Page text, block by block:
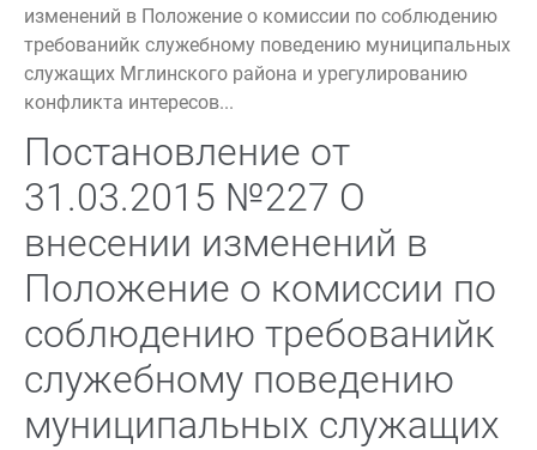
изменений в Положение о комиссии по соблюдению
требованийк служебному поведению муниципальных
служащих Мглинского района и урегулированию
конфликта интересов...
Постановление от
31.03.2015 №227 О
внесении изменений в
Положение о комиссии по
соблюдению требованийк
служебному поведению
муниципальных служащих